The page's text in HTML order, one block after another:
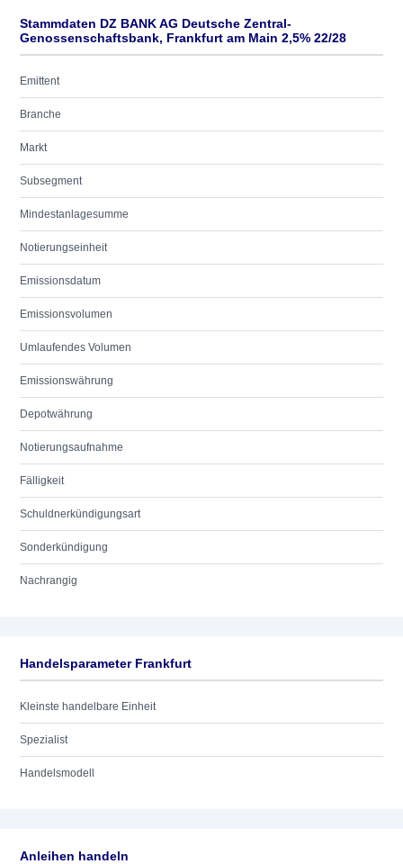
Stammdaten DZ BANK AG Deutsche Zentral-
Genossenschaftsbank, Frankfurt am Main 2,5% 22/28
Emittent
Branche
Markt
Subsegment
Mindestanlagesumme
Notierungseinheit
Emissionsdatum
Emissionsvolumen
Umlaufendes Volumen
Emissionswährung
Depotwährung
Notierungsaufnahme
Fälligkeit
Schuldnerkündigungsart
Sonderkündigung
Nachrangig
Handelsparameter Frankfurt
Kleinste handelbare Einheit
Spezialist
Handelsmodell
Anleihen handeln